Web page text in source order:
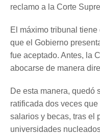
reclamo a la Corte
El máximo tribunal
que el Gobierno
fue aceptado. Antes, la
abocarse de manera
De esta manera, quedó
ratificada dos veces
salarios y becas, tras el
universidades